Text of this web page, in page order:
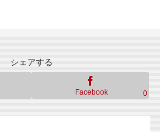
シェアする
Facebook 0